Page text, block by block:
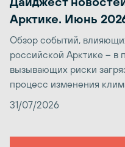
Арктике. Июнь
Обзор событий,
российской Арктике – в
вызывающих риски
процесс изменения
31/07/2026